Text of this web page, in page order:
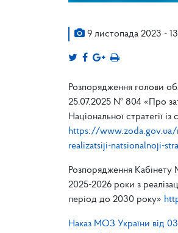
9 листопада 2023 -
Розпорядження голови
25.07.2025 № 804 «Про
Національної стратегії
https://www.zoda.gov.ua/
realizatsiji-natsionalnoji-
Розпорядження Кабінету
2025-2026 роки з
період до 2030 року»
Наказ МОЗ України від